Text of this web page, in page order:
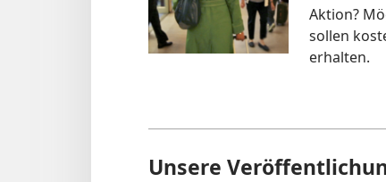
Aktion?
sollen
erhalten.
Unsere